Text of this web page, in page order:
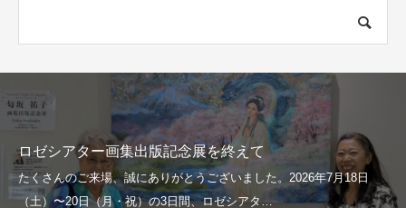
ロゼシアター画集出版記念展を終えて